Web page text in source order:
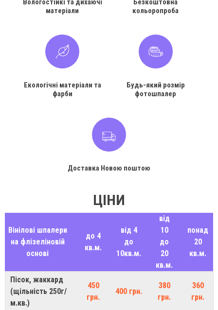
Вологостійкі та дихаючі
матеріали
Безкоштовна
кольоропроба
Екологічні матеріали та
фарби
Будь-який розмір
фотошпалер
Доставка Новою поштою
ЦІНИ
Вінілові шпалери
на флізеліновій
основі
до 4
кв.м.
від 4
до
10кв.м.
від
10
до
20
кв.м.
понад
20
кв.м.
Пісок, жаккард
(щільність 250г/
м.кв.)
450
грн.
400 грн.
380
грн.
360
грн.